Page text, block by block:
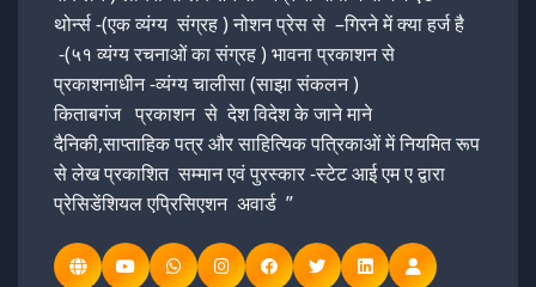
थोर्न्स -(एक व्यंग्य संग्रह ) नोशन प्रेस से –गिरने में क्या हर्ज है
-(५१ व्यंग्य रचनाओं का संग्रह ) भावना प्रकाशन से
प्रकाशनाधीन -व्यंग्य चालीसा (साझा संकलन )
किताबगंज प्रकाशन से देश विदेश के जाने माने
दैनिकी,साप्ताहिक पत्र और साहित्यिक पत्रिकाओं में नियमित रूप
से लेख प्रकाशित सम्मान एवं पुरस्कार -स्टेट आई एम ए द्वारा
प्रेसिडेंशियल एप्रिसिएशन अवार्ड ”